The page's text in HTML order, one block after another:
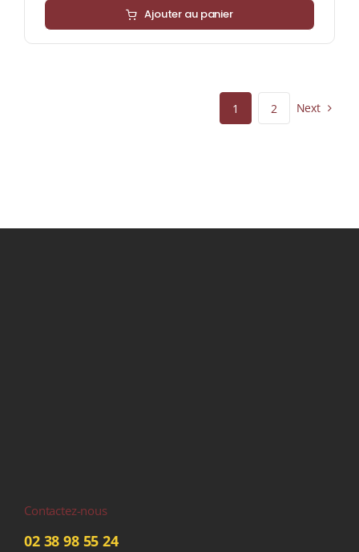
Ajouter au panier
1 2 Next
Contactez-nous
02 38 98 55 24